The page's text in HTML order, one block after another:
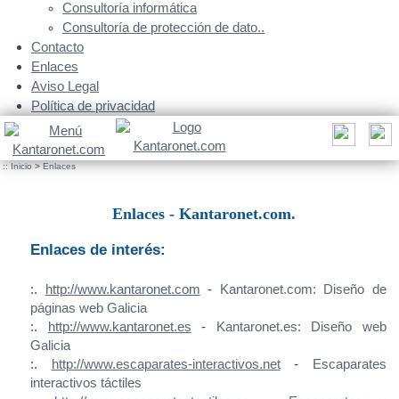
Consultoría informática
Consultoría de protección de dato..
Contacto
Enlaces
Aviso Legal
Política de privacidad
:: Inicio>Enlaces
Enlaces - Kantaronet.com.
Enlaces de interés:
:. http://www.kantaronet.com -
Kantaronet.com: Diseño de
páginas web Galicia
:.
http://www.kantaronet.es -
Kantaronet.es: Diseño web
Galicia
:.
http://www.escaparates-interactivos.net-
Escaparates
interactivos táctiles